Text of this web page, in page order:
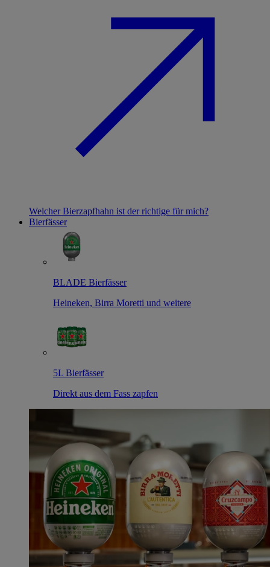
Welcher Bierzapfhahn ist der richtige für mich?
Bierfässer
BLADE Bierfässer
Heineken, Birra Moretti und weitere
5L Bierfässer
Direkt aus dem Fass zapfen